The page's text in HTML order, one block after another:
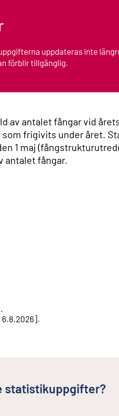
uppdateras inte
förblir tillgänglig.
av antalet fångar vid
frigivits under året.
1 maj
antalet fångar.
6.8.2026].
statistikuppgifter?